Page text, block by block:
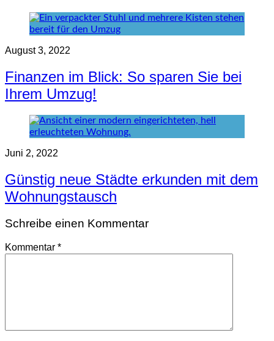
August 3, 2022
Finanzen im Blick: So sparen Sie bei
Ihrem Umzug!
Juni 2, 2022
Günstig neue Städte erkunden mit dem
Wohnungstausch
Schreibe einen Kommentar
Kommentar *